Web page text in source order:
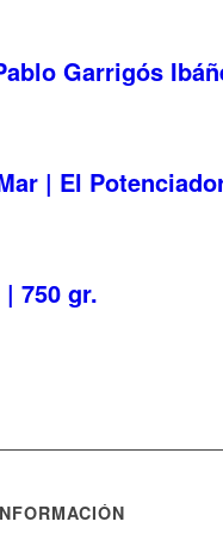
Garrigós
| El
750 gr.